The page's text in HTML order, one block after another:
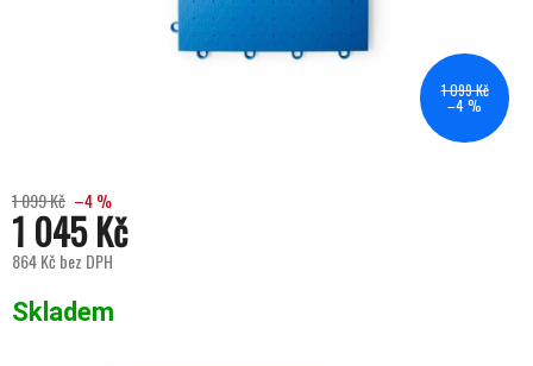
1 099 Kč
–4 %
1 099 Kč –4 %
1 045 Kč
864 Kč bez DPH
Skladem